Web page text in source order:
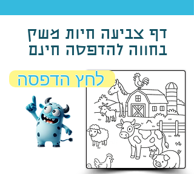
דף צביעה חיות משק
בחווה להדפסה חינם
לחץ הדפסה